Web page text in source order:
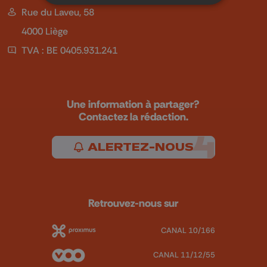
Rue du Laveu, 58
4000 Liège
TVA : BE 0405.931.241
Une information à partager?
Contactez la rédaction.
ALERTEZ-NOUS
Retrouvez-nous sur
CANAL 10/166
CANAL 11/12/55